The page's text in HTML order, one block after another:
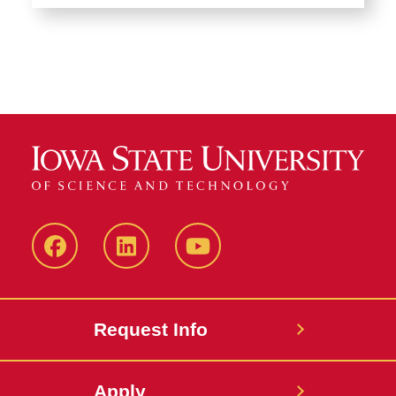
FacebookLinkedIn YouTube
Request Info
Apply